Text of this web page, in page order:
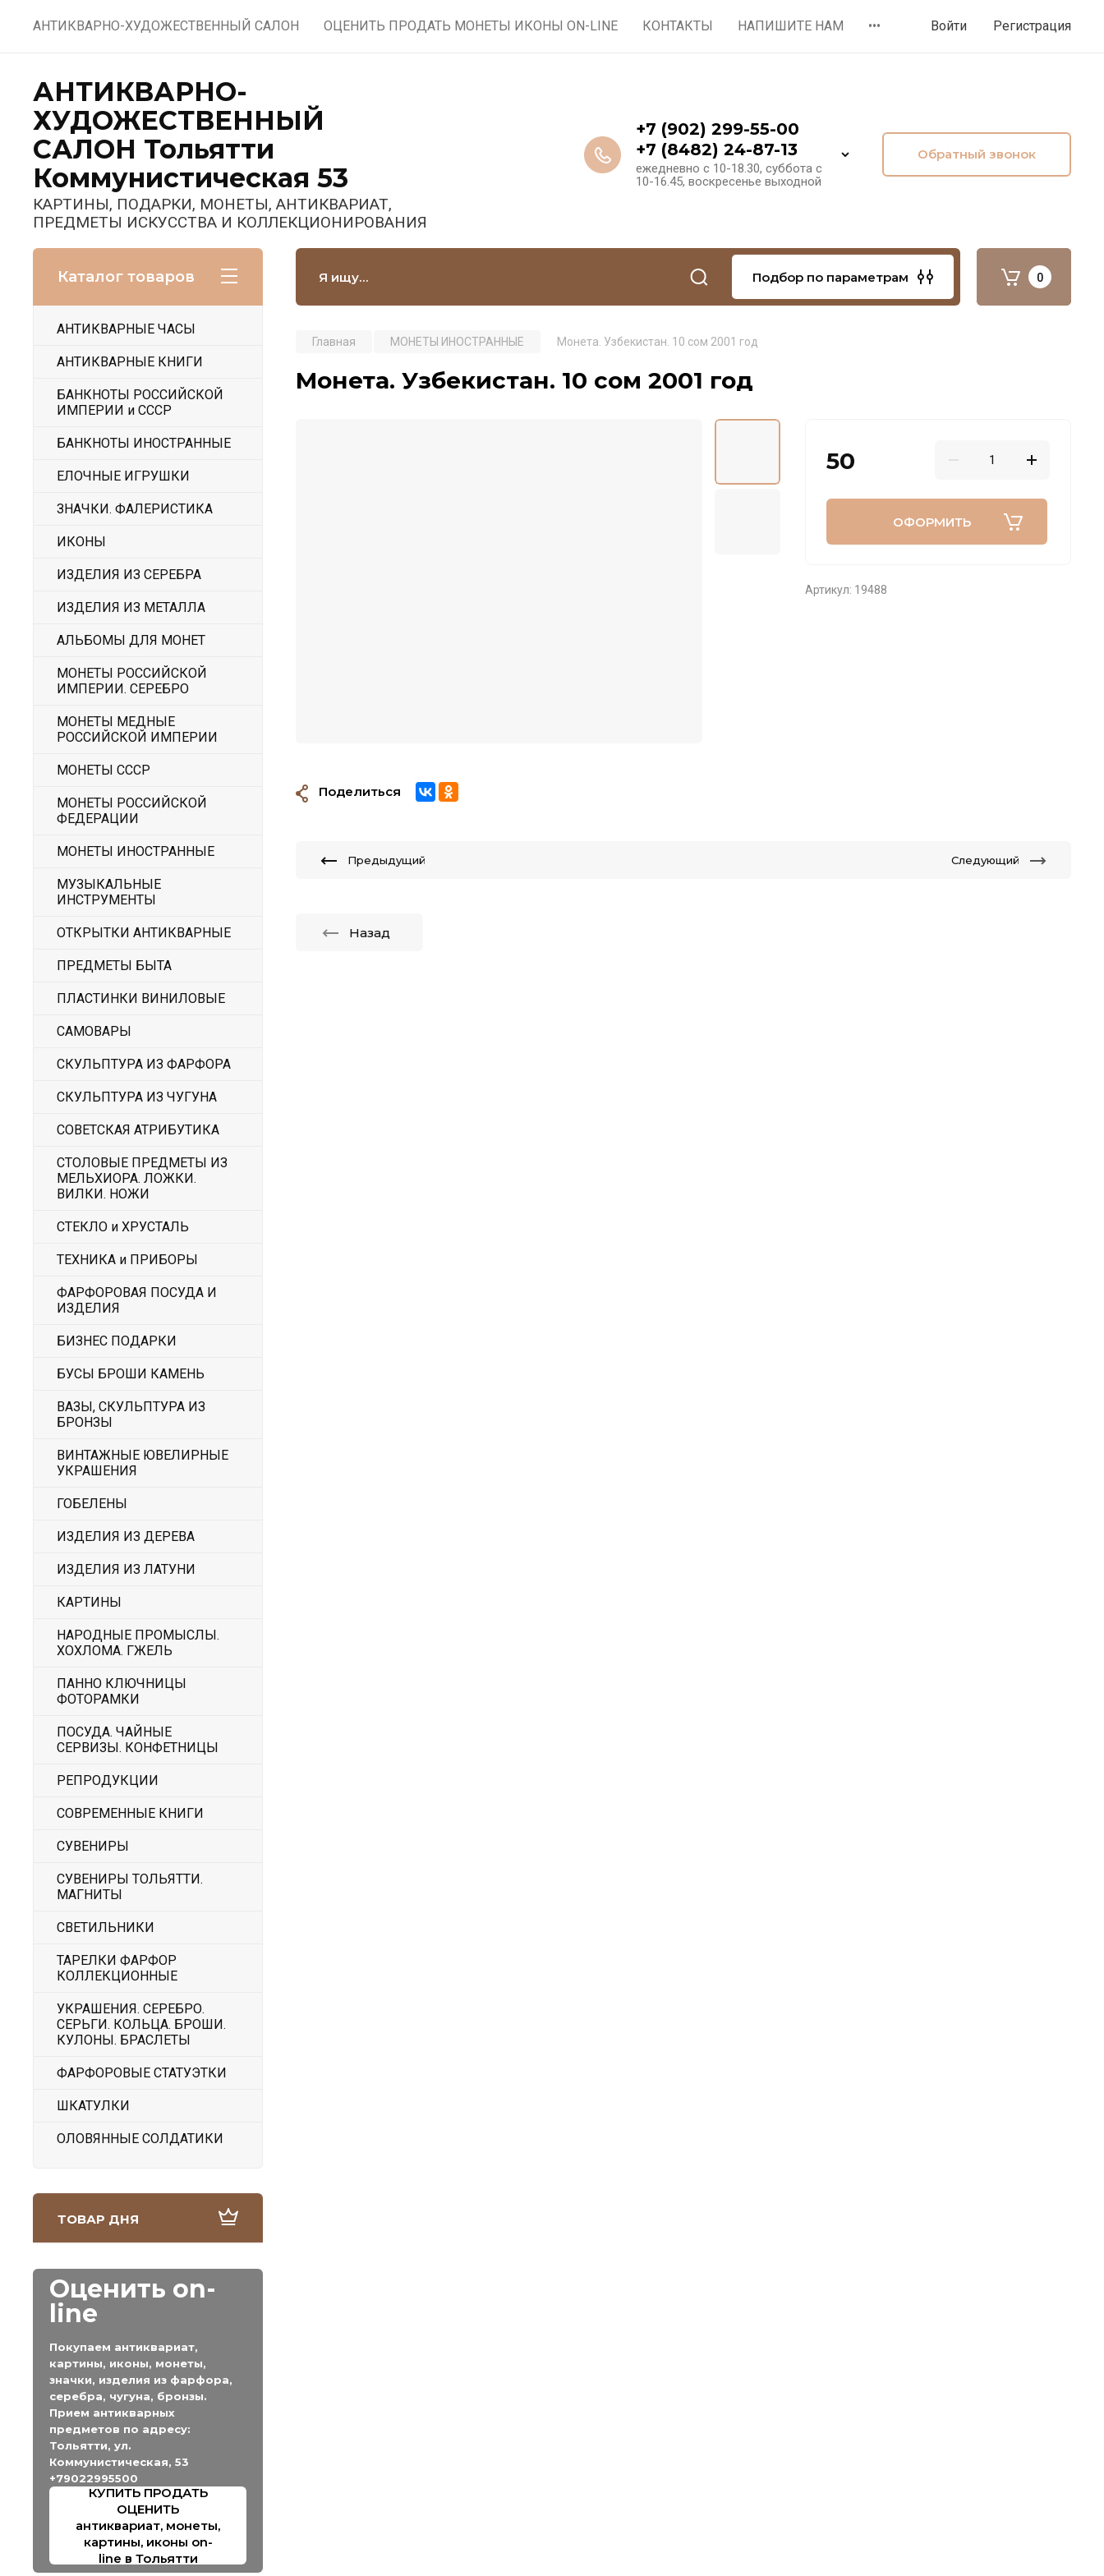
АНТИКВАРНО-ХУДОЖЕСТВЕННЫЙ САЛОН ОЦЕНИТЬ ПРОДАТЬ МОНЕТЫ ИКОНЫ ON-LINE КОНТАКТЫ НАПИШИТЕ НАМ ••• Войти Регистрация
АНТИКВАРНО-
ХУДОЖЕСТВЕННЫЙ
САЛОН Тольятти
Коммунистическая 53
КАРТИНЫ, ПОДАРКИ, МОНЕТЫ, АНТИКВАРИАТ,
ПРЕДМЕТЫ ИСКУССТВА И КОЛЛЕКЦИОНИРОВАНИЯ
+7 (902) 299-55-00
+7 (8482) 24-87-13
ежедневно с 10-18.30, суббота с
10-16.45, воскресенье выходной
Обратный звонок
Каталог товаров Подбор по параметрам 0
АНТИКВАРНЫЕ ЧАСЫ
АНТИКВАРНЫЕ КНИГИ
БАНКНОТЫ РОССИЙСКОЙ
ИМПЕРИИ и СССР
БАНКНОТЫ ИНОСТРАННЫЕ
ЕЛОЧНЫЕ ИГРУШКИ
ЗНАЧКИ. ФАЛЕРИСТИКА
ИКОНЫ
ИЗДЕЛИЯ ИЗ СЕРЕБРА
ИЗДЕЛИЯ ИЗ МЕТАЛЛА
АЛЬБОМЫ ДЛЯ МОНЕТ
МОНЕТЫ РОССИЙСКОЙ
ИМПЕРИИ. СЕРЕБРО
МОНЕТЫ МЕДНЫЕ
РОССИЙСКОЙ ИМПЕРИИ
МОНЕТЫ СССР
МОНЕТЫ РОССИЙСКОЙ
ФЕДЕРАЦИИ
МОНЕТЫ ИНОСТРАННЫЕ
МУЗЫКАЛЬНЫЕ
ИНСТРУМЕНТЫ
ОТКРЫТКИ АНТИКВАРНЫЕ
ПРЕДМЕТЫ БЫТА
ПЛАСТИНКИ ВИНИЛОВЫЕ
САМОВАРЫ
СКУЛЬПТУРА ИЗ ФАРФОРА
СКУЛЬПТУРА ИЗ ЧУГУНА
СОВЕТСКАЯ АТРИБУТИКА
СТОЛОВЫЕ ПРЕДМЕТЫ ИЗ
МЕЛЬХИОРА. ЛОЖКИ.
ВИЛКИ. НОЖИ
СТЕКЛО и ХРУСТАЛЬ
ТЕХНИКА и ПРИБОРЫ
ФАРФОРОВАЯ ПОСУДА И
ИЗДЕЛИЯ
БИЗНЕС ПОДАРКИ
БУСЫ БРОШИ КАМЕНЬ
ВАЗЫ, СКУЛЬПТУРА ИЗ
БРОНЗЫ
ВИНТАЖНЫЕ ЮВЕЛИРНЫЕ
УКРАШЕНИЯ
ГОБЕЛЕНЫ
ИЗДЕЛИЯ ИЗ ДЕРЕВА
ИЗДЕЛИЯ ИЗ ЛАТУНИ
КАРТИНЫ
НАРОДНЫЕ ПРОМЫСЛЫ.
ХОХЛОМА. ГЖЕЛЬ
ПАННО КЛЮЧНИЦЫ
ФОТОРАМКИ
ПОСУДА. ЧАЙНЫЕ
СЕРВИЗЫ. КОНФЕТНИЦЫ
РЕПРОДУКЦИИ
СОВРЕМЕННЫЕ КНИГИ
СУВЕНИРЫ
СУВЕНИРЫ ТОЛЬЯТТИ.
МАГНИТЫ
СВЕТИЛЬНИКИ
ТАРЕЛКИ ФАРФОР
КОЛЛЕКЦИОННЫЕ
УКРАШЕНИЯ. СЕРЕБРО.
СЕРЬГИ. КОЛЬЦА. БРОШИ.
КУЛОНЫ. БРАСЛЕТЫ
ФАРФОРОВЫЕ СТАТУЭТКИ
ШКАТУЛКИ
ОЛОВЯННЫЕ СОЛДАТИКИ
ТОВАР ДНЯ
Оценить on-
line
Покупаем антиквариат,
картины, иконы, монеты,
значки, изделия из фарфора,
серебра, чугуна, бронзы.
Прием антикварных
предметов по адресу:
Тольятти, ул.
Коммунистическая, 53
+79022995500
КУПИТЬ ПРОДАТЬ
ОЦЕНИТЬ
антиквариат, монеты,
картины, иконы on-
line в Тольятти
Главная МОНЕТЫ ИНОСТРАННЫЕ Монета. Узбекистан. 10 сом 2001 год
Монета. Узбекистан. 10 сом 2001 год
50
ОФОРМИТЬ
Артикул: 19488
Поделиться
Предыдущий Следующий
Назад